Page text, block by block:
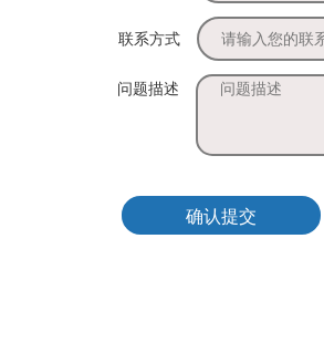
联系方式
问题描述
确认提交